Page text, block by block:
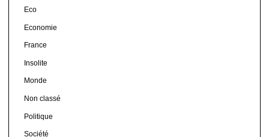
Eco
Economie
France
Insolite
Monde
Non classé
Politique
Société